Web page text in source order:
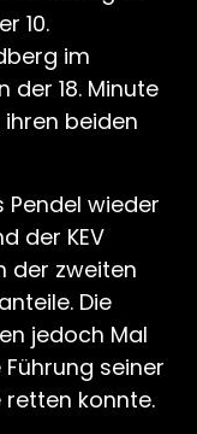
10.
im
der 18. Minute
beiden
wieder
der KEV
der zweiten
Die
jedoch Mal
seiner
retten konnte.